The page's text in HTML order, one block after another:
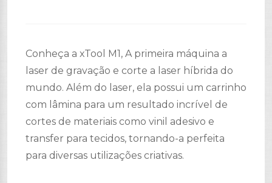
Conheça a xTool M1, A primeira máquina a
laser de gravação e corte a laser híbrida do
mundo. Além do laser, ela possui um carrinho
com lâmina para um resultado incrível de
cortes de materiais como vinil adesivo e
transfer para tecidos, tornando-a perfeita
para diversas utilizações criativas.